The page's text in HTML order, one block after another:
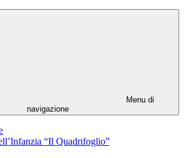
Menu di
navigazione
“Il Quadrifoglio”